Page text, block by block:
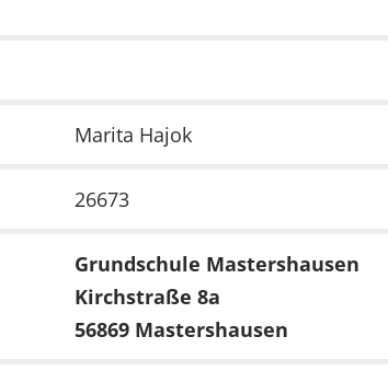
Marita Hajok
26673
Grundschule Mastershausen
Kirchstraße 8a
56869 Mastershausen